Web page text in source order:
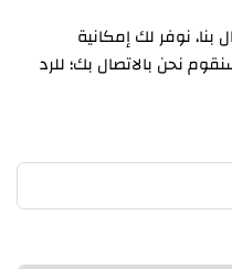
نوفر لك إمكانية
نحن بالاتصال بك؛ للرد